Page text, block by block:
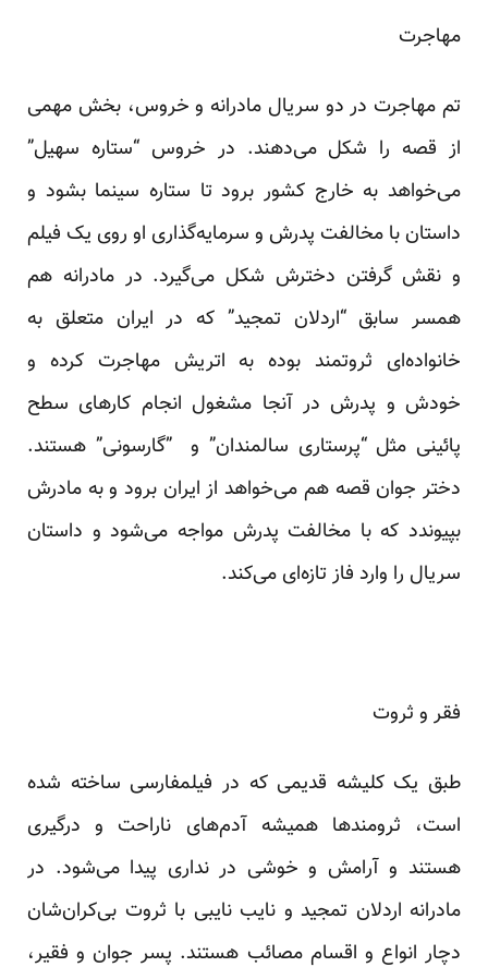
مهاجرت
تم مهاجرت در دو سریال مادرانه و خروس، بخش مهمی
از قصه را شکل می‌دهند. در خروس “ستاره سهیل”
می‌خواهد به خارج کشور برود تا ستاره سینما بشود و
داستان با مخالفت پدرش و سرمایه‌گذاری او روی یک فیلم
و نقش گرفتن دخترش شکل می‌گیرد. در مادرانه هم
همسر سابق “اردلان تمجید” که در ایران متعلق به
خانواده‌ای ثروتمند بوده به اتریش مهاجرت کرده و
خودش و پدرش در آنجا مشغول انجام کارهای سطح
پائینی مثل “پرستاری سالمندان” و ”گارسونی” هستند.
دختر جوان قصه هم می‌خواهد از ایران برود و به مادرش
بپیوندد که با مخالفت پدرش مواجه می‌شود و داستان
سریال را وارد فاز تازه‌ای می‌کند.
فقر و ثروت
طبق یک کلیشه قدیمی که در فیلمفارسی ساخته شده
است، ثرومندها همیشه آدم‌های ناراحت و درگیری
هستند و آرامش و خوشی در نداری پیدا می‌شود. در
مادرانه اردلان تمجید و نایب نایبی با ثروت بی‌کران‌شان
دچار انواع و اقسام مصائب هستند. پسر جوان و فقیر،